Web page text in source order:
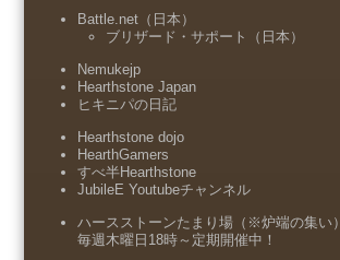
Battle.net（日本）
ブリザード・サポート（日本）
Nemukejp
Hearthstone Japan
ヒキニパの日記
Hearthstone dojo
HearthGamers
すべ半Hearthstone
JubileE Youtubeチャンネル
ハースストーンたまり場（※炉端の集い）
毎週木曜日18時～定期開催中！